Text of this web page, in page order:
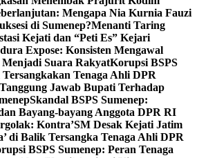
Mengapa Nia Kurnia Fauzi
di Sumenep?Menanti Taring
Kejati dan “Peti Es” Kejari
Expose: Konsisten Mengawal
Suara RakyatKorupsi BSPS
Tenaga Ahli DPR
Jawab Bupati Terhadap
Skandal BSPS Sumenep:
Bayang-bayang Anggota DPR RI
Kontra’SM Desak Kejati Jatim
di Balik Tersangka Tenaga Ahli DPR
BSPS Sumenep: Peran Tenaga